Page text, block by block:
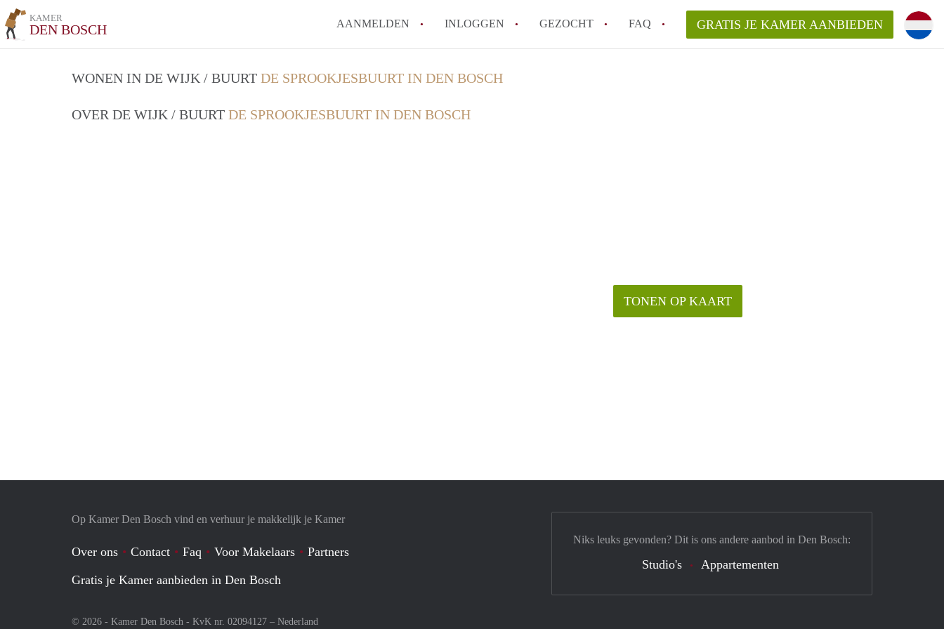
KAMER
DEN BOSCH AANMELDEN INLOGGEN GEZOCHT FAQ GRATIS JE KAMER AANBIEDEN
WONEN IN DE WIJK / BUURT DE SPROOKJESBUURT IN DEN BOSCH
OVER DE WIJK / BUURT DE SPROOKJESBUURT IN DEN BOSCH
TONEN OP KAART
Op Kamer Den Bosch vind en verhuur je makkelijk je Kamer
Over ons Contact Faq Voor Makelaars
Partners
Gratis je Kamer aanbieden in Den Bosch
© 2026 - Kamer Den Bosch - KvK nr. 02094127 – Nederland
Niks leuks gevonden? Dit is ons andere aanbod in Den Bosch:
Studio's Appartementen